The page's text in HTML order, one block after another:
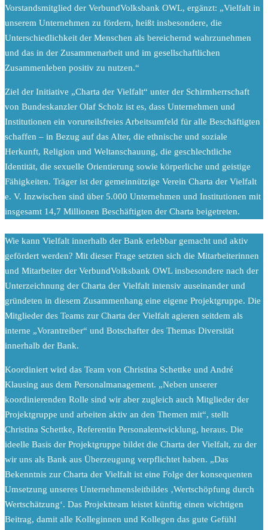
Vorstandsmitglied der VerbundVolksbank OWL, ergänzt: „Vielfalt in
unserem Unternehmen zu fördern, heißt insbesondere, die
Unterschiedlichkeit der Menschen als bereichernd wahrzunehmen
und das in der Zusammenarbeit und im gesellschaftlichen
Zusammenleben positiv zu nutzen.“
Ziel der Initiative „Charta der Vielfalt“ unter der Schirmherrschaft
von Bundeskanzler Olaf Scholz ist es, dass Unternehmen und
Institutionen ein vorurteilsfreies Arbeitsumfeld für alle Beschäftigten
schaffen – in Bezug auf das Alter, die ethnische und soziale
Herkunft, Religion und Weltanschauung, die geschlechtliche
Identität, die sexuelle Orientierung sowie körperliche und geistige
Fähigkeiten. Träger ist der gemeinnützige Verein Charta der Vielfalt
e. V. Inzwischen sind über 5.000 Unternehmen und Institutionen mit
insgesamt 14,7 Millionen Beschäftigten der Charta beigetreten.
Wie kann Vielfalt innerhalb der Bank erlebbar gemacht und aktiv
gefördert werden? Mit dieser Frage setzten sich die Mitarbeiterinnen
und Mitarbeiter der VerbundVolksbank OWL insbesondere nach der
Unterzeichnung der Charta der Vielfalt intensiv auseinander und
gründeten in diesem Zusammenhang eine eigene Projektgruppe. Die
Mitglieder des Teams zur Charta der Vielfalt agieren seitdem als
interne „Vorantreiber“ und Botschafter des Themas Diversität
innerhalb der Bank.
Koordiniert wird das Team von Christina Schettke und André
Klausing aus dem Personalmanagement. „Neben unserer
koordinierenden Rolle sind wir aber zugleich auch Mitglieder der
Projektgruppe und arbeiten aktiv an den Themen mit“, stellt
Christina Schettke, Referentin Personalentwicklung, heraus. Die
ideelle Basis der Projektgruppe bildet die Charta der Vielfalt, zu der
wir uns als Bank aus Überzeugung verpflichtet haben. „Das
Bekenntnis zur Charta der Vielfalt ist eine Folge der konsequenten
Umsetzung unseres Unternehmensleitbildes ‚Wertschöpfung durch
Wertschätzung‘. Das Projektteam leistet künftig einen wichtigen
Beitrag, damit alle Kolleginnen und Kollegen das gute Gefühl